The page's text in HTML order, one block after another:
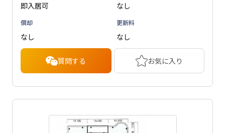
即入居可 なし
償却
なし
更新料
なし
質問する お気に入り